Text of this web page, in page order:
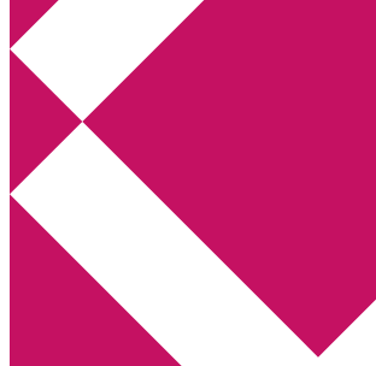
Annikas litteratur- och kulturblogg
Deckare, kriminalromaner, thrillers
Hem
Boktolva
Författarfemman
Kontakt
Webbshop Amazon